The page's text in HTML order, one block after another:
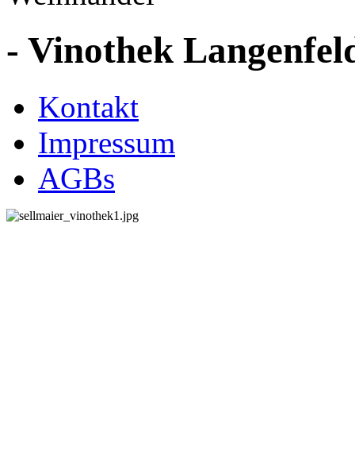
- Vinothek
Kontakt
Impressum
AGBs